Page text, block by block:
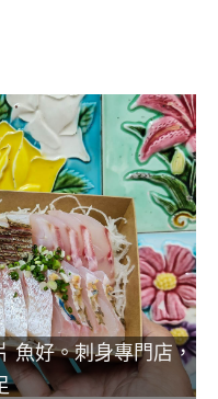
魚好。刺身專門店，